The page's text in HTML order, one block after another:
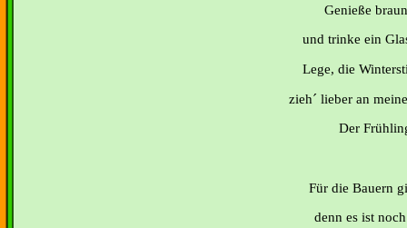
Genieße
und trinke ein
Lege, die
zieh´ lieber an
Der
Für die Bauern
denn es ist